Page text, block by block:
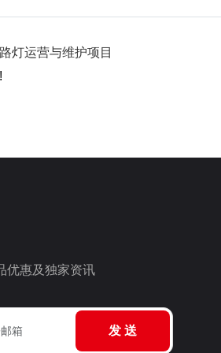
灯运营与维护项目
优惠及独家资讯
发 送